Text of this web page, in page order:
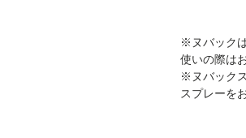
※ヌバック
使いの際は
※ヌバック
スプレーを